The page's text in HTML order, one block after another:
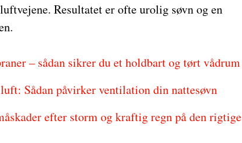
Resultatet er ofte urolig søvn og en
– sådan sikrer du et holdbart og tørt vådrum
Sådan påvirker ventilation din nattesøvn
efter storm og kraftig regn på den rigtige